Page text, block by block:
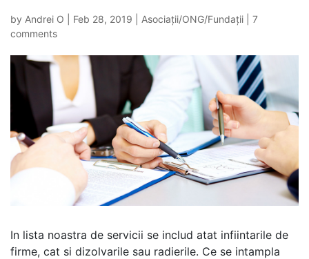
by Andrei O Feb 28, 2019 Asociații/ONG/Fundații
7
comments
In lista noastra de servicii se includ atat infiintarile de
firme, cat si dizolvarile sau radierile. Ce se intampla